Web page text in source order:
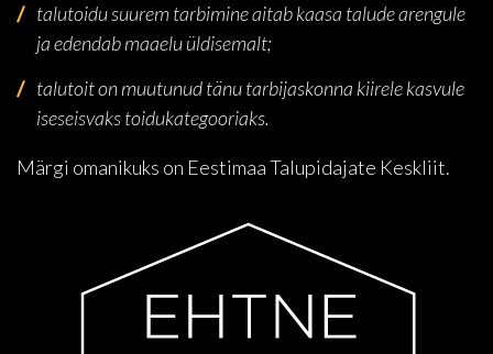
talutoidu suurem tarbimine aitab kaasa talude arengule
ja edendab maaelu üldisemalt;
talutoit on muutunud tänu tarbijaskonna kiirele kasvule
iseseisvaks toidukategooriaks.
Märgi omanikuks on Eestimaa Talupidajate Keskliit.